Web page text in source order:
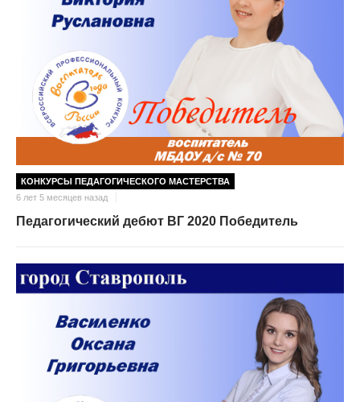
КОНКУРСЫ ПЕДАГОГИЧЕСКОГО МАСТЕРСТВА
6 лет 5 месяцев назад
Педагогический дебют ВГ 2020 Победитель